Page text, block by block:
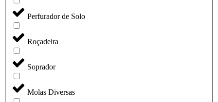
Perfurador de Solo
Roçadeira
Soprador
Molas Diversas